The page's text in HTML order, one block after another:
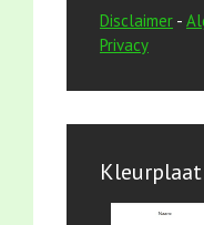
Disclaimer -
Privacy